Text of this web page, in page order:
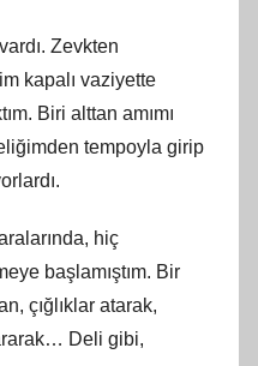
Zevkten
kapalı vaziyette
Biri alttan amımı
tempoyla girip
hiç
başlamıştım. Bir
çığlıklar atarak,
Deli gibi,